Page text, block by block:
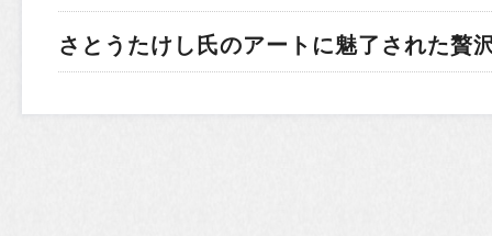
さとうたけし氏のアートに魅了された贅